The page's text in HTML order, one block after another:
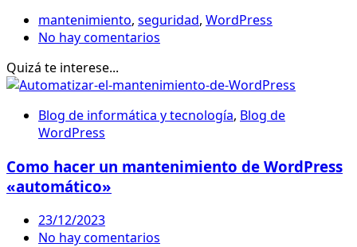
mantenimiento, seguridad, WordPress
No hay comentarios
Quizá te interese...
Blog de informática y tecnología, Blog de
WordPress
Como hacer un mantenimiento de WordPress
«automático»
23/12/2023
No hay comentarios